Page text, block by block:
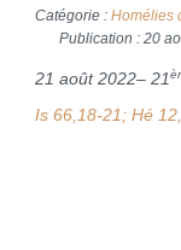
Catégorie : Homélies
Publication : 20
21 août 2022– 21
Is 66,18-21; Hé